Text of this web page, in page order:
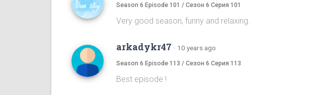
Season 6 Episode 101 / Сезон 6 Серия 101
Very good season, funny and relaxing.
arkadykr47 · 10 years ago
Season 6 Episode 113 / Сезон 6 Серия 113
Best episode !